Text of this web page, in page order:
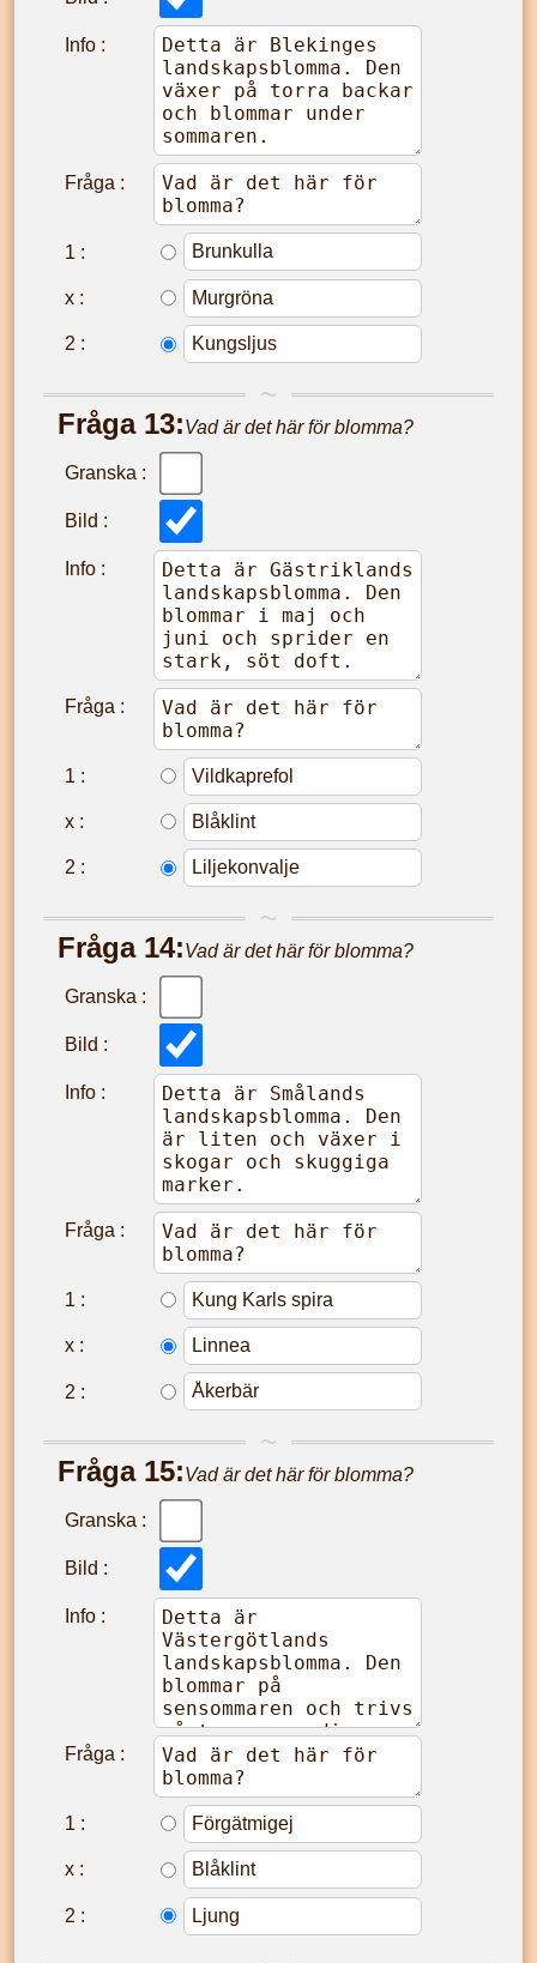
Info :
Fråga :
1 :
x :
2 :
Fråga 13:Vad är det här för blomma?
Granska :
Bild :
Info :
Fråga :
1 :
x :
2 :
Fråga 14:Vad är det här för blomma?
Granska :
Bild :
Info :
Fråga :
1 :
x :
2 :
Fråga 15:Vad är det här för blomma?
Granska :
Bild :
Info :
Fråga :
1 :
x :
2 :